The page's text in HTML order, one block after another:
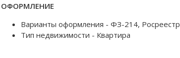
ОФОРМЛЕНИЕ
Варианты оформления - ФЗ-214, Росреестр
Тип недвижимости - Квартира